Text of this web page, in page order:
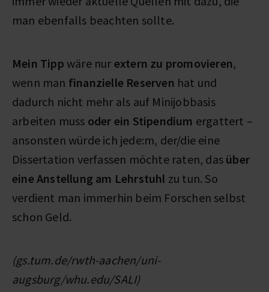
man ebenfalls beachten sollte.
Mein Tipp wäre nur extern zu promovieren,
wenn man finanzielle Reserven hat und
dadurch nicht mehr als auf Minijobbasis
arbeiten muss oder ein Stipendium ergattert –
ansonsten würde ich jede:m, der/die eine
Dissertation verfassen möchte raten, das über
eine Anstellung am Lehrstuhl zu tun. So
verdient man immerhin beim Forschen selbst
schon Geld.
(gs.tum.de/rwth-aachen/uni-
augsburg/whu.edu/SALI)